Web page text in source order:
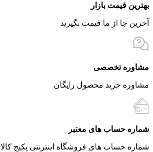
بهترین قیمت بازار
آخرین جا از ما قیمت بگیرید
مشاوره تخصصی
مشاوره خرید محصول رایگان
شماره حساب های معتبر
شماره حساب های فروشگاه اینترنتی پکیج کالا